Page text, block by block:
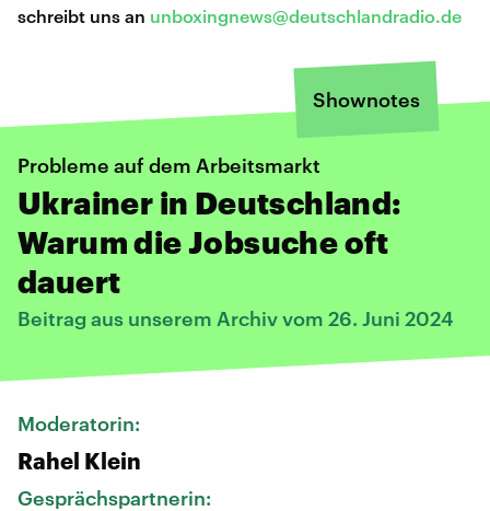
schreibt uns an unboxingnews@deutschlandradio.de
Shownotes
Probleme auf dem Arbeitsmarkt
Ukrainer in Deutschland:
Warum die Jobsuche oft
dauert
Beitrag aus unserem Archiv vom 26. Juni 2024
Moderatorin:
Rahel Klein
Gesprächspartnerin: